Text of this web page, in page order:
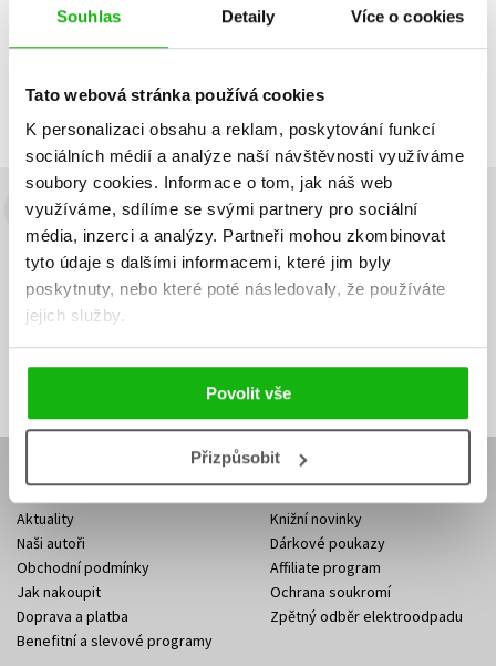
Souhlas Detaily Více o cookies
Tato webová stránka používá cookies
K personalizaci obsahu a reklam, poskytování funkcí
sociálních médií a analýze naší návštěvnosti využíváme
soubory cookies. Informace o tom, jak náš web
využíváme, sdílíme se svými partnery pro sociální
média, inzerci a analýzy. Partneři mohou zkombinovat
tyto údaje s dalšími informacemi, které jim byly
poskytnuty, nebo které poté následovaly, že používáte
jejich služby.
Povolit vše
Přizpůsobit
Předchozí 1 Další
Budete to vědět jako první!
Zajímá Vás, jaký knižní hit právě vychází, na jaké zboží je výhodná
sleva, jaká běží soutěž o ceny? Přihlášením k odběru našich e-
mailových novinek
Vaše e-
mailová
Vaše e-
mailová
Vaše e-mailová adresa Přihlásit se
E-SHOP
Aktuality
Naši autoři
Obchodní podmínky
Jak nakoupit
Doprava a platba
Benefitní a slevové programy
Knižní novinky
Dárkové poukazy
Affiliate program
Ochrana soukromí
Zpětný odběr elektroodpadu